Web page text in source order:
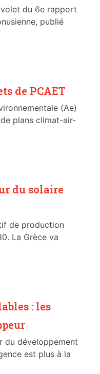
du 6e rapport
publié
de PCAET
(Ae)
plans climat-air-
du solaire
de production
La Grèce va
: les
du développement
est plus à la